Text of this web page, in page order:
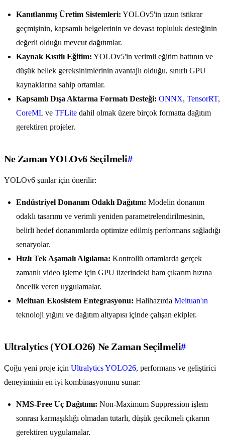
Kanıtlanmış Üretim Sistemleri: YOLOv5'in uzun istikrar
geçmişinin, kapsamlı belgelerinin ve devasa topluluk desteğinin
değerli olduğu mevcut dağıtımlar.
Kaynak Kısıtlı Eğitim: YOLOv5'in verimli eğitim hattının ve
düşük bellek gereksinimlerinin avantajlı olduğu, sınırlı GPU
kaynaklarına sahip ortamlar.
Kapsamlı Dışa Aktarma Formatı Desteği: ONNX, TensorRT,
CoreML ve TFLite dahil olmak üzere birçok formatta dağıtım
gerektiren projeler.
Ne Zaman YOLOv6 Seçilmeli#
YOLOv6 şunlar için önerilir:
Endüstriyel Donanım Odaklı Dağıtım: Modelin donanım
odaklı tasarımı ve verimli yeniden parametrelendirilmesinin,
belirli hedef donanımlarda optimize edilmiş performans sağladığı
senaryolar.
Hızlı Tek Aşamalı Algılama: Kontrollü ortamlarda gerçek
zamanlı video işleme için GPU üzerindeki ham çıkarım hızına
öncelik veren uygulamalar.
Meituan Ekosistem Entegrasyonu: Halihazırda Meituan'ın
teknoloji yığını ve dağıtım altyapısı içinde çalışan ekipler.
Ultralytics (YOLO26) Ne Zaman Seçilmeli#
Çoğu yeni proje için Ultralytics YOLO26, performans ve geliştirici
deneyiminin en iyi kombinasyonunu sunar:
NMS-Free Uç Dağıtımı: Non-Maximum Suppression işlem
sonrası karmaşıklığı olmadan tutarlı, düşük gecikmeli çıkarım
gerektiren uygulamalar.